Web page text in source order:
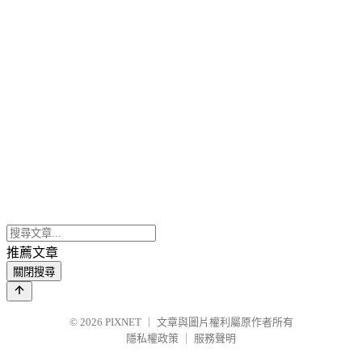
推薦文章
關閉搜尋
© 2026 PIXNET
文章與圖片權利屬原作者所有
隱私權政策
服務聲明